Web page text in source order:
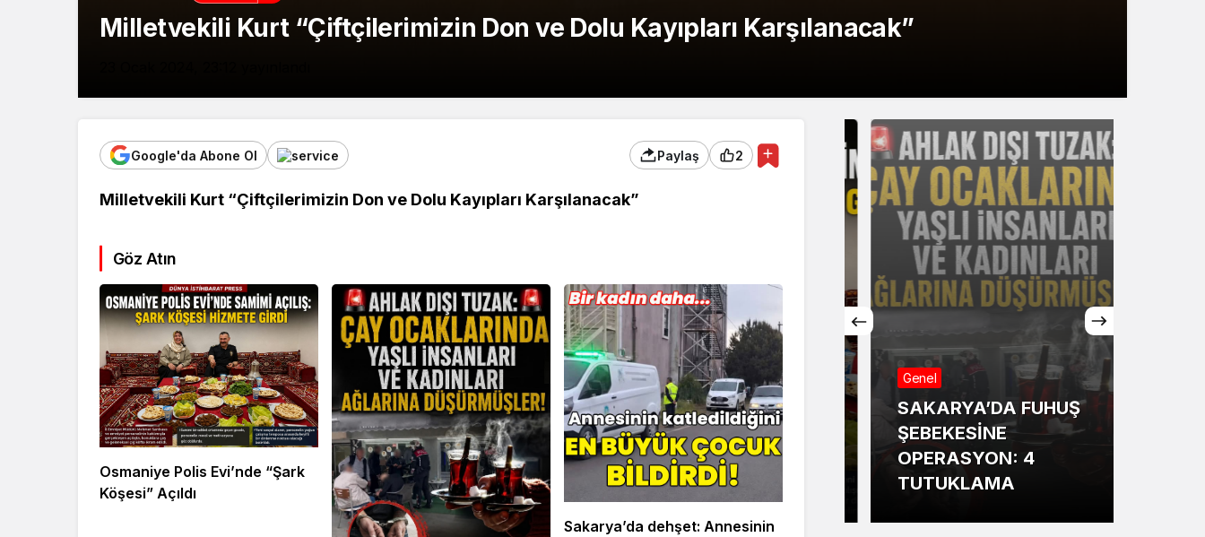
Milletvekili Kurt “Çiftçilerimizin Don ve Dolu Kayıpları Karşılanacak”
Google'da Abone Ol Paylaş 2
Milletvekili Kurt “Çiftçilerimizin Don ve Dolu Kayıpları Karşılanacak”
Göz Atın
Osmaniye Polis Evi’nde “Şark
Köşesi” Açıldı
Sakarya’da dehşet: Annesinin
Türk Müziğinin
Unutulmaz İsmi Tanju
Dönümünde Anılıyor
Ekonomi
Mersin’de Ekonomi ve
Siyaset Gündemi:
Önemli İsimler Bir Araya
Geldi
Genel
Osmaniye Polis Evi’nde
“Şark Köşesi” Açıldı
Genel
SAKARYA’DA FUHUŞ
ŞEBEKESİNE
OPERASYON: 4
TUTUKLAMA